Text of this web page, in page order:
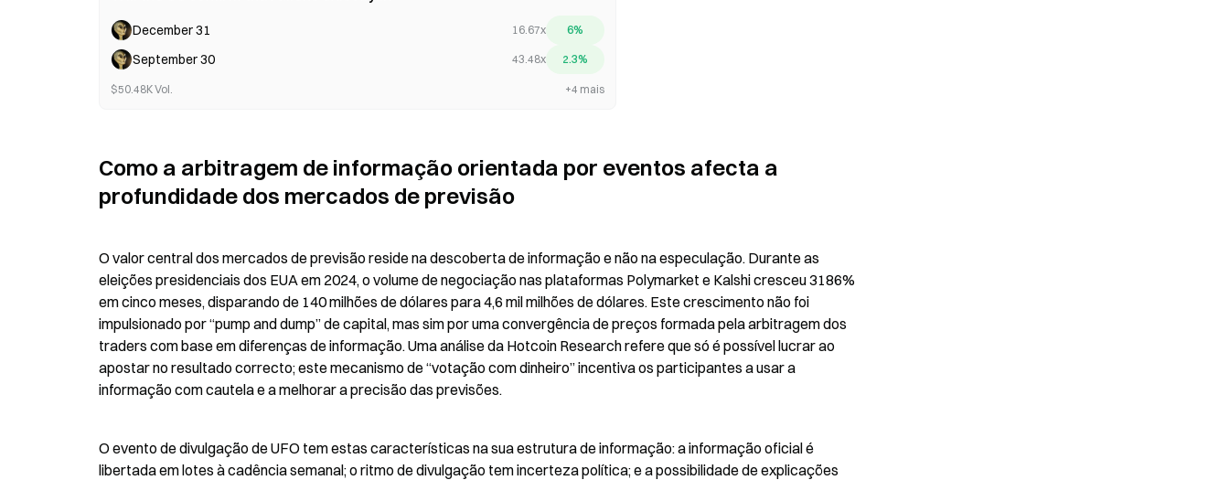
December 31 16.67x 6%
September 30 43.48x 2.3%
$50.48K Vol. +4 mais
Como a arbitragem de informação orientada por eventos afecta a
profundidade dos mercados de previsão
O valor central dos mercados de previsão reside na descoberta de informação e não na especulação. Durante as
eleições presidenciais dos EUA em 2024, o volume de negociação nas plataformas Polymarket e Kalshi cresceu 3186%
em cinco meses, disparando de 140 milhões de dólares para 4,6 mil milhões de dólares. Este crescimento não foi
impulsionado por “pump and dump” de capital, mas sim por uma convergência de preços formada pela arbitragem dos
traders com base em diferenças de informação. Uma análise da Hotcoin Research refere que só é possível lucrar ao
apostar no resultado correcto; este mecanismo de “votação com dinheiro” incentiva os participantes a usar a
informação com cautela e a melhorar a precisão das previsões.
O evento de divulgação de UFO tem estas características na sua estrutura de informação: a informação oficial é
libertada em lotes à cadência semanal; o ritmo de divulgação tem incerteza política; e a possibilidade de explicações